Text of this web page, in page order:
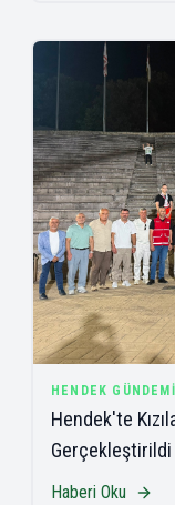
HENDEK GÜNDEMI
Hendek'te
Gerçekleştirildi
Haberi Oku